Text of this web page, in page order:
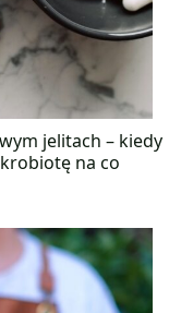
jelitach – kiedy
na co